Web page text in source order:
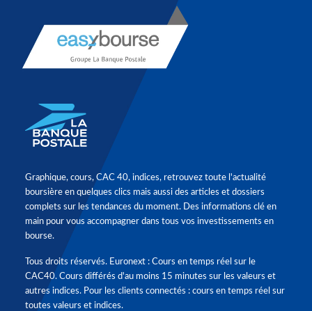
Graphique, cours, CAC 40, indices, retrouvez toute l'actualité
boursière en quelques clics mais aussi des articles et dossiers
complets sur les tendances du moment. Des informations clé en
main pour vous accompagner dans tous vos investissements en
bourse.
Tous droits réservés. Euronext : Cours en temps réel sur le
CAC40. Cours différés d'au moins 15 minutes sur les valeurs et
autres indices. Pour les clients connectés : cours en temps réel sur
toutes valeurs et indices.